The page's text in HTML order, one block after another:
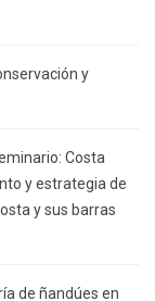
y
Costa
y estrategia de
y sus barras
de ñandúes en